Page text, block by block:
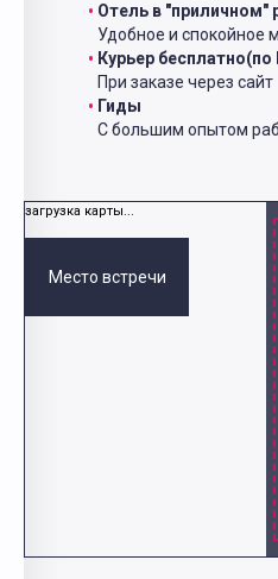
Отель в "приличном"
Удобное и спокойное
Курьер
При заказе через сайт
Гиды
С большим опытом
загрузка карты...
Место встречи